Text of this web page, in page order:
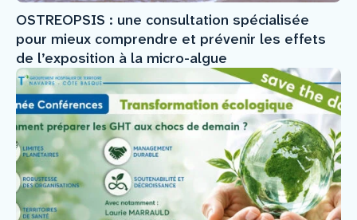
OSTREOPSIS : une consultation spécialisée
pour mieux comprendre et prévenir les effets
de l’exposition à la micro-algue